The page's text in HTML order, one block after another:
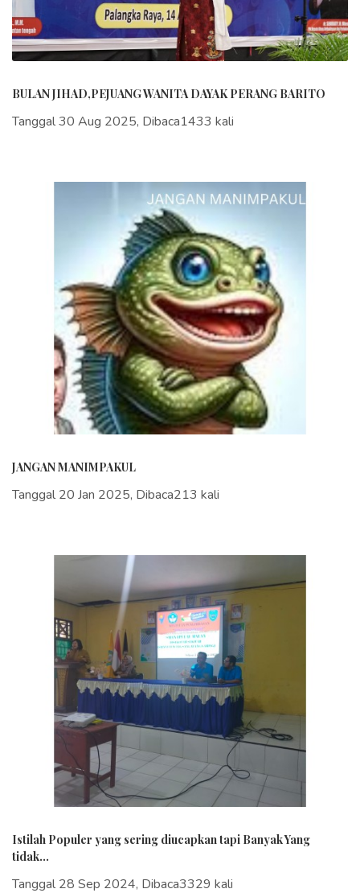
BULAN JIHAD,PEJUANG WANITA DAYAK PERANG BARITO
Tanggal 30 Aug 2025, Dibaca1433 kali
JANGAN MANIMPAKUL
Tanggal 20 Jan 2025, Dibaca213 kali
Istilah Populer yang sering diucapkan tapi Banyak Yang
tidak...
Tanggal 28 Sep 2024, Dibaca3329 kali